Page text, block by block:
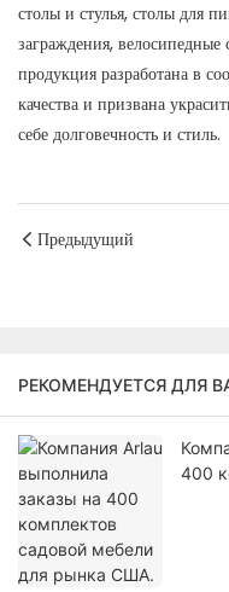
столы и стулья, столы для
заграждения,
продукция разработана в
качества и призвана
себе долговечность и стиль.
Предыдущий
РЕКОМЕНДУЕТСЯ ДЛЯ
400